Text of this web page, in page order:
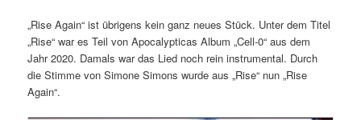
„Rise Again“ ist übrigens kein ganz neues Stück. Unter dem Titel
„Rise“ war es Teil von Apocalypticas Album „Cell-0“ aus dem
Jahr 2020. Damals war das Lied noch rein instrumental. Durch
die Stimme von Simone Simons wurde aus „Rise“ nun „Rise
Again“.